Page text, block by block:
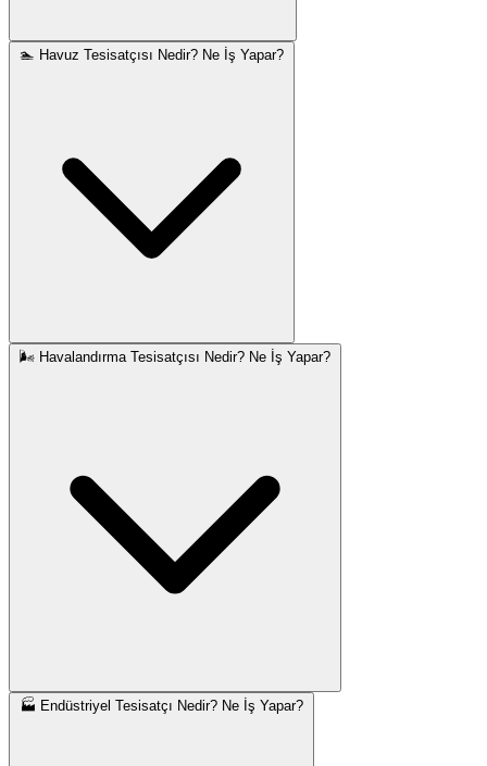
🏊 Havuz Tesisatçısı Nedir? Ne İş Yapar?
🌬️ Havalandırma Tesisatçısı Nedir? Ne İş Yapar?
🏭 Endüstriyel Tesisatçı Nedir? Ne İş Yapar?